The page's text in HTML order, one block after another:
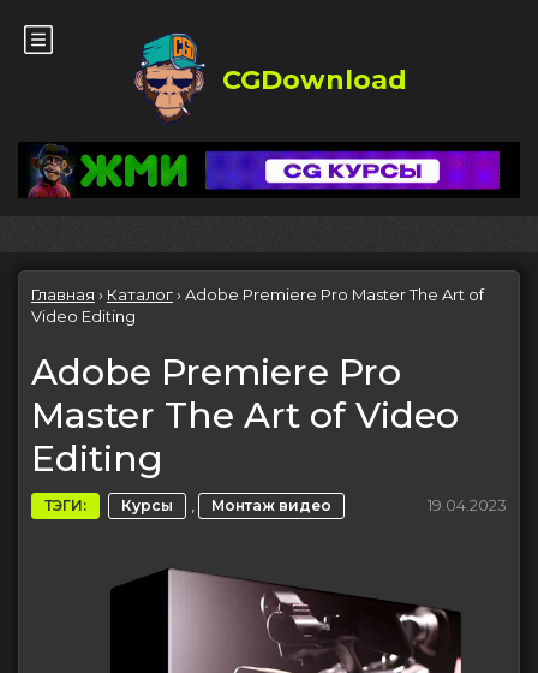
CGDownload
Главная › Каталог› Adobe Premiere Pro Master The Art of
Video Editing
Adobe Premiere Pro
Master The Art of Video
Editing
ТЭГИ: Курсы , Монтаж видео 19.04.2023